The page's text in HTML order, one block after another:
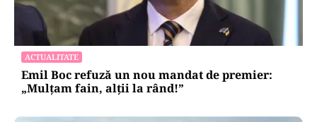
ACTUALITATE
Emil Boc refuză un nou mandat de premier:
„Mulțam fain, alții la rând!”